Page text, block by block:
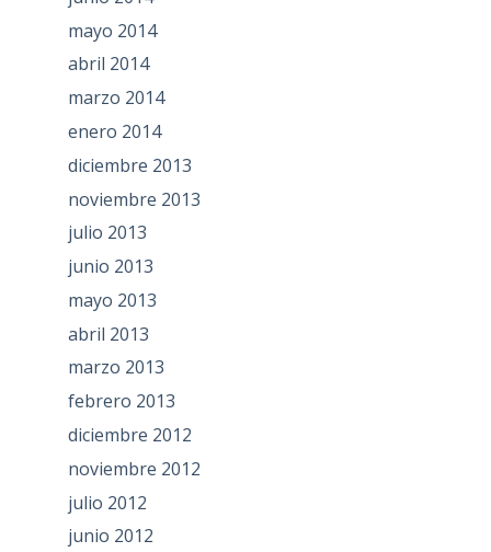
mayo 2014
abril 2014
marzo 2014
enero 2014
diciembre 2013
noviembre 2013
julio 2013
junio 2013
mayo 2013
abril 2013
marzo 2013
febrero 2013
diciembre 2012
noviembre 2012
julio 2012
junio 2012